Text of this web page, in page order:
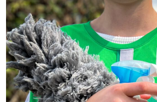
Mitgliedschaft